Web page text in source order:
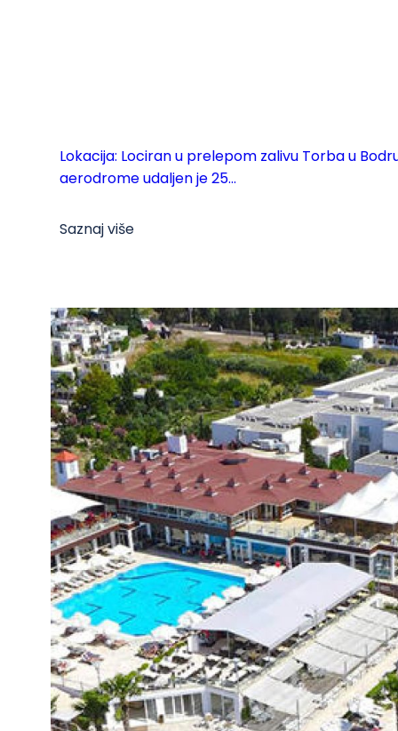
Lokacija: Lociran u prelepom zalivu Torba u
aerodrome udaljen je 25...
Saznaj više